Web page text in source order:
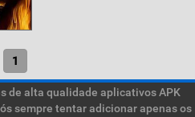
1
de alta qualidade aplicativos APK
sempre tentar adicionar apenas os